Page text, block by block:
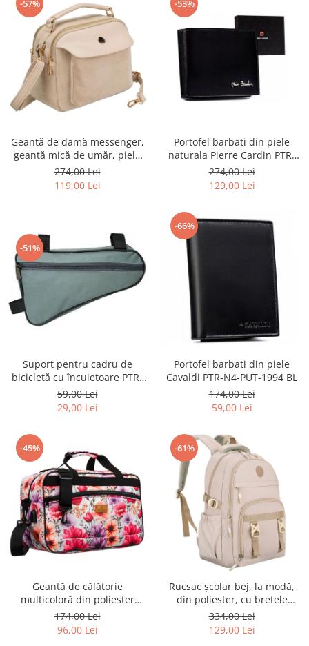
-57%
Geantă de damă messenger,
geantă mică de umăr, piele
ecologică, geantă bej cu
fermoar la modă - Peterson
PTR-PTN MX02-P-7717-D.BE
274,00 Lei
119,00 Lei
-53%
Portofel barbati din piele
naturala Pierre Cardin PTR-
8806 TILAK51
274,00 Lei
129,00 Lei
-51%
Suport pentru cadru de
bicicletă cu încuietoare PTR-
AR-S-101
59,00 Lei
29,00 Lei
-66%
Portofel barbati din piele
Cavaldi PTR-N4-PUT-1994 BL
174,00 Lei
59,00 Lei
-45%
Geantă de călătorie
multicoloră din poliester
rezistent cu port USB,
acoperită cu un model vegetal
- Rovicky PTR-R-TL15608-8831
174,00 Lei
96,00 Lei
-61%
Rucsac școlar bej, la modă,
din poliester, cu bretele
reglabile - Peterson PTR-PTN
8594-1389 BEIGE
334,00 Lei
129,00 Lei